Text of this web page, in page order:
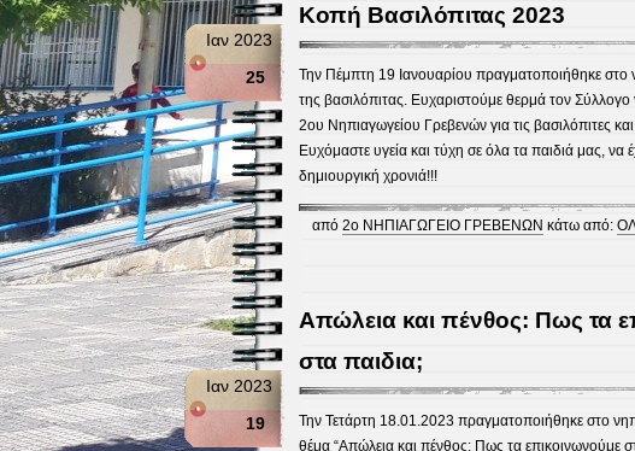
Κοπή Βασιλόπιτας 2023
Ιαν 2023
25
Την Πέμπτη 19 Ιανουαρίου πραγματοποιήθηκε στο
της βασιλόπιτας. Ευχαριστούμε θερμά τον
2ου Νηπιαγωγείου Γρεβενών για τις βασιλόπιτες
Ευχόμαστε υγεία και τύχη σε όλα τα παιδιά μας, να
δημιουργική χρονιά!!!
από 2ο ΝΗΠΙΑΓΩΓΕΙΟ ΓΡΕΒΕΝΩΝ κάτω από:
Απώλεια και πένθος: Πως τα
στα παιδια;
Ιαν 2023
19
Την Τετάρτη 18.01.2023 πραγματοποιήθηκε στο
θέμα “Απώλεια και πένθος: Πως τα επικοινωνούμε